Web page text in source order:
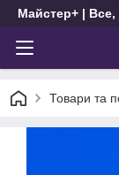
Майстер+ | Все,
Товари та